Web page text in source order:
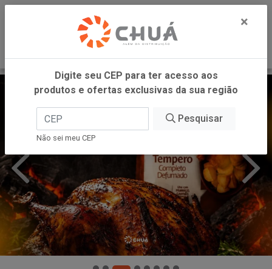
×
Digite seu CEP para ter acesso aos
produtos e ofertas exclusivas da sua região
Pesquisar
Não sei meu CEP